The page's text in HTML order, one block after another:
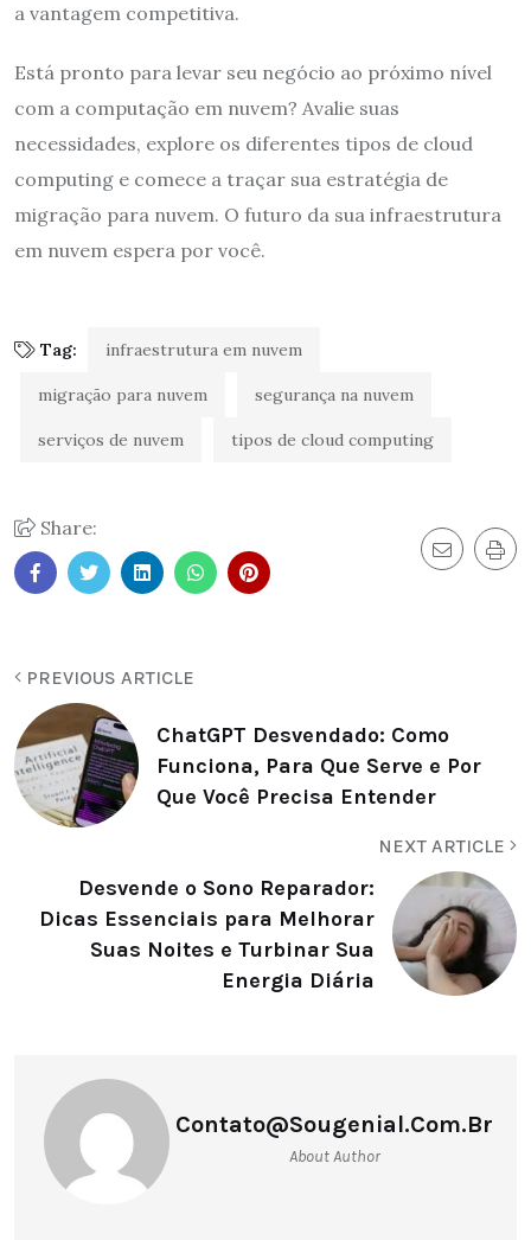
a vantagem competitiva.
Está pronto para levar seu negócio ao próximo nível
com a computação em nuvem? Avalie suas
necessidades, explore os diferentes tipos de cloud
computing e comece a traçar sua estratégia de
migração para nuvem. O futuro da sua infraestrutura
em nuvem espera por você.
Tag: infraestrutura em nuvem
migração para nuvem segurança na nuvem
serviços de nuvem tipos de cloud computing
Share:
PREVIOUS ARTICLE
ChatGPT Desvendado: Como
Funciona, Para Que Serve e Por
Que Você Precisa Entender
NEXT ARTICLE
Desvende o Sono Reparador:
Dicas Essenciais para Melhorar
Suas Noites e Turbinar Sua
Energia Diária
Contato@sougenial.com.br
About Author